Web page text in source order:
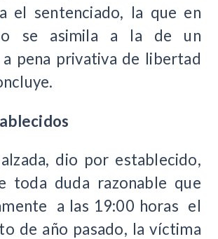
el sentenciado, la que en
se asimila a la de un
pena privativa de libertad
dio por establecido,
toda duda razonable que
a las 19:00 horas el
de año pasado, la víctima